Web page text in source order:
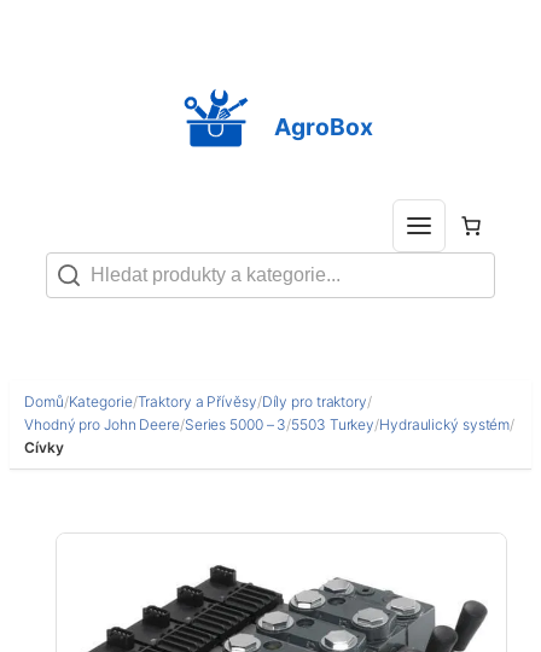
AgroBox
Domů/Kategorie/Traktory a Přívěsy/Díly pro traktory/
Vhodný pro John Deere/Series 5000 – 3/5503 Turkey/Hydraulický systém/
Cívky